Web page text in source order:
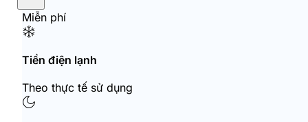
Miễn phí
Tiền điện lạnh
Theo thực tế sử dụng